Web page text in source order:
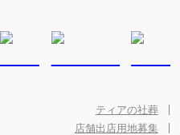
ティアの社葬
店舗出店用地募集